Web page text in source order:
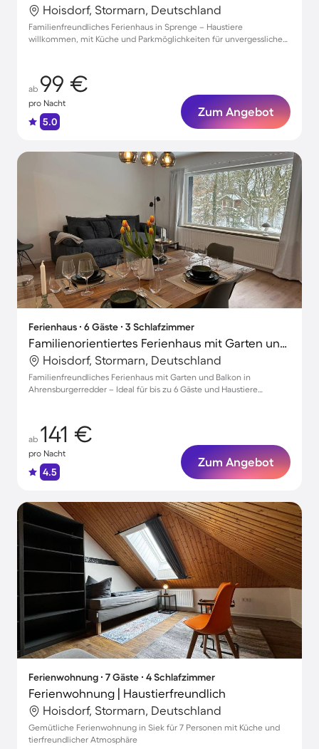
Hoisdorf, Stormarn, Deutschland
Familienfreundliches Ferienhaus in Sprenge – Haustiere
willkommen, mit Küche und Parkmöglichkeiten für unvergessliche
ab 99 €
pro Nacht
5.0
Zum Angebot
Ferienhaus ∙ 6 Gäste ∙ 3 Schlafzimmer
Familienorientiertes Ferienhaus mit Garten und Grill | Gartenblick | Haustiere erlaubt
Hoisdorf, Stormarn, Deutschland
Familienfreundliches Ferienhaus mit Garten und Balkon in
Ahrensburgerredder – Ideal für bis zu 6 Gäste und Haustiere
ab 141 €
pro Nacht
4.5
Zum Angebot
Ferienwohnung ∙ 7 Gäste ∙ 4 Schlafzimmer
Ferienwohnung | Haustierfreundlich
Hoisdorf, Stormarn, Deutschland
Gemütliche Ferienwohnung in Siek für 7 Personen mit Küche und
tierfreundlicher Atmosphäre